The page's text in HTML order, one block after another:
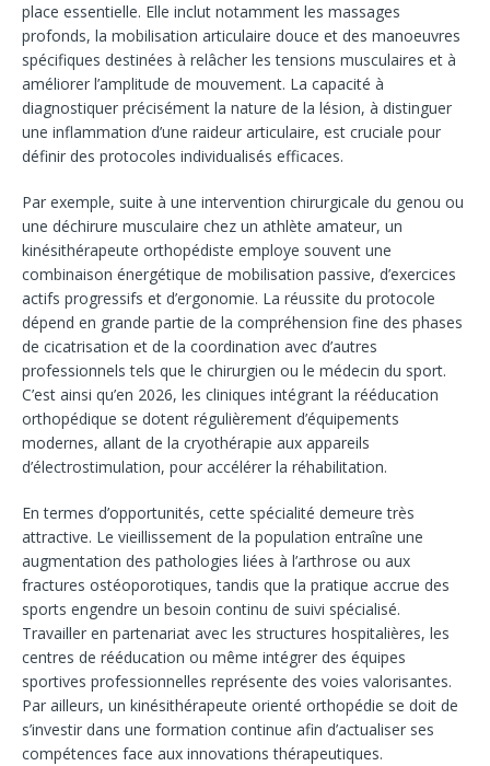
place essentielle. Elle inclut notamment les massages
profonds, la mobilisation articulaire douce et des manoeuvres
spécifiques destinées à relâcher les tensions musculaires et à
améliorer l’amplitude de mouvement. La capacité à
diagnostiquer précisément la nature de la lésion, à distinguer
une inflammation d’une raideur articulaire, est cruciale pour
définir des protocoles individualisés efficaces.
Par exemple, suite à une intervention chirurgicale du genou ou
une déchirure musculaire chez un athlète amateur, un
kinésithérapeute orthopédiste employe souvent une
combinaison énergétique de mobilisation passive, d’exercices
actifs progressifs et d’ergonomie. La réussite du protocole
dépend en grande partie de la compréhension fine des phases
de cicatrisation et de la coordination avec d’autres
professionnels tels que le chirurgien ou le médecin du sport.
C’est ainsi qu’en 2026, les cliniques intégrant la rééducation
orthopédique se dotent régulièrement d’équipements
modernes, allant de la cryothérapie aux appareils
d’électrostimulation, pour accélérer la réhabilitation.
En termes d’opportunités, cette spécialité demeure très
attractive. Le vieillissement de la population entraîne une
augmentation des pathologies liées à l’arthrose ou aux
fractures ostéoporotiques, tandis que la pratique accrue des
sports engendre un besoin continu de suivi spécialisé.
Travailler en partenariat avec les structures hospitalières, les
centres de rééducation ou même intégrer des équipes
sportives professionnelles représente des voies valorisantes.
Par ailleurs, un kinésithérapeute orienté orthopédie se doit de
s’investir dans une formation continue afin d’actualiser ses
compétences face aux innovations thérapeutiques.